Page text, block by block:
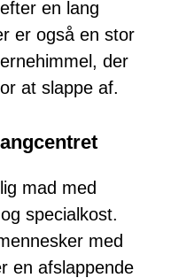
en lang
er også en stor
der
at slappe af.
centret
mad med
specialkost.
med
en afslappende